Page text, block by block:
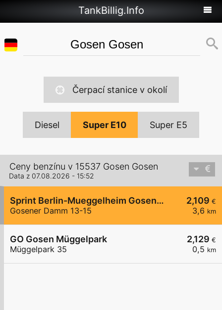
TankBillig.Info
Čerpací stanice v okolí
Diesel Super E10 Super E5
Ceny benzínu v 15537 Gosen Gosen
Data z 07.08.2026 - 15:52
2,109 €
3,6 km
Sprint Berlin-Mueggelheim Gosener Damm
Gosener Damm 13-15
2,129 €
0,5 km
GO Gosen Müggelpark
Müggelpark 35